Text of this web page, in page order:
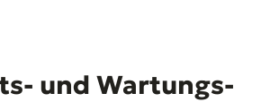
und Wartungs-